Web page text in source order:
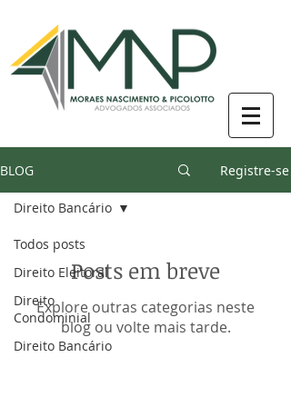
BLOG Registre-se
Todos posts
Direito Eleitoral
Direito
Condominial
Direito Bancário
Direito Bancário
Posts em breve
Explore outras categorias neste
blog ou volte mais tarde.